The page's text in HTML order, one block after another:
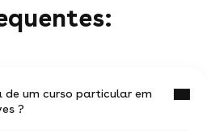
um curso particular em
?